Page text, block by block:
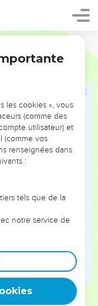
Israélites, et le
au sommet de la
à
l’ordre de
au milieu de
vous vous êtes
pas avec vous.
de la montagne ;
Moïse ne bougèrent
Cananéens qui
et les taillèrent
les cookies », vous
(comme des
utilisateur) et
(comme vos
renseignées dans
:
tels que de la
notre service de